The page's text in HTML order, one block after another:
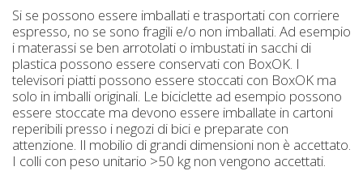
Si se possono essere imballati e trasportati con corriere
espresso, no se sono fragili e/o non imballati. Ad esempio
i materassi se ben arrotolati o imbustati in sacchi di
plastica possono essere conservati con BoxOK. I
televisori piatti possono essere stoccati con BoxOK ma
solo in imballi originali. Le biciclette ad esempio possono
essere stoccate ma devono essere imballate in cartoni
reperibili presso i negozi di bici e preparate con
attenzione. Il mobilio di grandi dimensioni non è accettato.
I colli con peso unitario >50 kg non vengono accettati.